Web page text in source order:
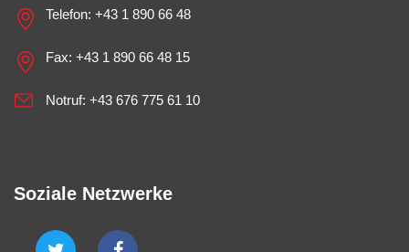
Telefon: +43 1 890 66 48
Fax: +43 1 890 66 48 15
Notruf: +43 676 775 61 10
Soziale Netzwerke